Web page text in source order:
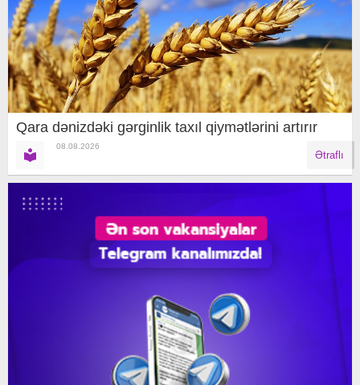
Qara dənizdəki gərginlik taxıl qiymətlərini artırır
08.08.2026
Ətraflı